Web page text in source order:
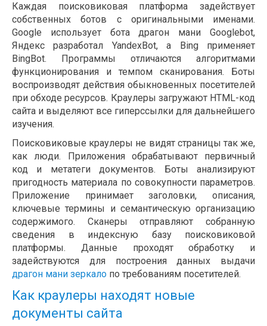
Каждая поисковиковая платформа задействует
собственных ботов с оригинальными именами.
Google использует бота драгон мани Googlebot,
Яндекс разработал YandexBot, а Bing применяет
BingBot. Программы отличаются алгоритмами
функционирования и темпом сканирования. Боты
воспроизводят действия обыкновенных посетителей
при обходе ресурсов. Краулеры загружают HTML-код
сайта и выделяют все гиперссылки для дальнейшего
изучения.
Поисковиковые краулеры не видят страницы так же,
как люди. Приложения обрабатывают первичный
код и метатеги документов. Боты анализируют
пригодность материала по совокупности параметров.
Приложение принимает заголовки, описания,
ключевые термины и семантическую организацию
содержимого. Сканеры отправляют собранную
сведения в индексную базу поисковиковой
платформы. Данные проходят обработку и
задействуются для построения данных выдачи
драгон мани зеркало по требованиям посетителей.
Как краулеры находят новые
документы сайта